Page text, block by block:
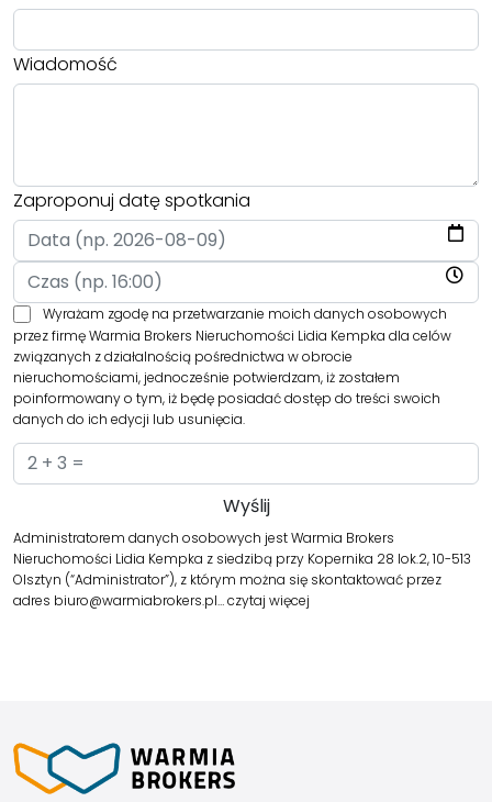
Wiadomość
Zaproponuj datę spotkania
Wyrażam zgodę na przetwarzanie moich danych osobowych
przez firmę Warmia Brokers Nieruchomości Lidia Kempka dla celów
związanych z działalnością pośrednictwa w obrocie
nieruchomościami, jednocześnie potwierdzam, iż zostałem
poinformowany o tym, iż będę posiadać dostęp do treści swoich
danych do ich edycji lub usunięcia.
Administratorem danych osobowych jest Warmia Brokers
Nieruchomości Lidia Kempka z siedzibą przy Kopernika 28 lok.2, 10-513
Olsztyn (“Administrator”), z którym można się skontaktować przez
adres biuro@warmiabrokers.pl…czytaj więcej